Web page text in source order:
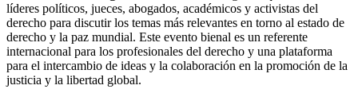
líderes políticos, jueces, abogados, académicos y activistas del
derecho para discutir los temas más relevantes en torno al estado de
derecho y la paz mundial. Este evento bienal es un referente
internacional para los profesionales del derecho y una plataforma
para el intercambio de ideas y la colaboración en la promoción de la
justicia y la libertad global.